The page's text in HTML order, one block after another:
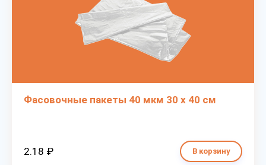
Фасовочные пакеты 40 мкм 30 х 40 см
2.18 ₽ В корзину